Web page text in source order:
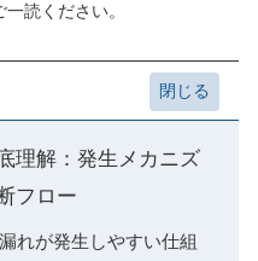
読ください。
理解：発生メカニズ
フロー
れが発生しやすい仕組